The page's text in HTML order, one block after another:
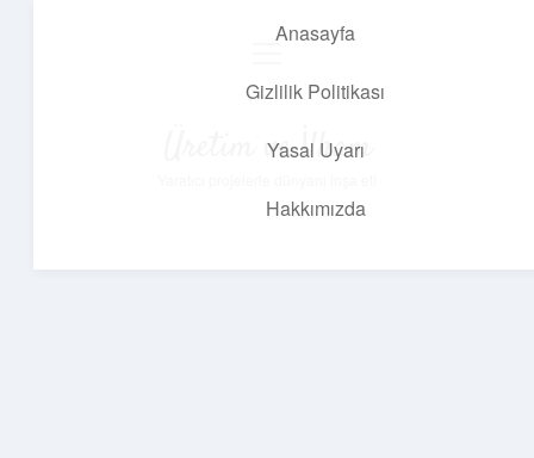
Anasayfa
Gizlilik Politikası
Yasal Uyarı
Hakkımızda
Üretim ve İlham